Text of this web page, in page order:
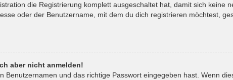
die Registrierung komplett ausgeschaltet hat, damit sich keine
oder der Benutzername, mit dem du dich registrieren möchtest,
aber nicht anmelden!
Benutzernamen und das richtige Passwort eingegeben hast. Wenn